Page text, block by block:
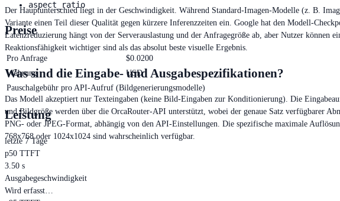
Der Hauptunterschied liegt in der Geschwindigkeit. Während Standard-Imagen-Modelle (z. B.
Variante einen Teil dieser Qualität gegen kürzere Inferenzzeiten ein. Google hat den Modell-
Latenzreduzierung hängt von der Serverauslastung und der Anfragegröße ab, aber Nutzer können
Reaktionsfähigkeit wichtiger sind als das absolut beste visuelle Ergebnis.
Was sind die Eingabe- und Ausgabespezifikationen?
Das Modell akzeptiert nur Texteingaben (keine Bild-Eingaben zur Konditionierung). Die
und Bildgröße werden über die OrcaRouter-API unterstützt, wobei der genaue Satz verfügbarer
PNG- oder JPEG-Format, abhängig von den API-Einstellungen. Die spezifische maximale
768x768 oder 1024x1024 sind wahrscheinlich verfügbar.
aspect_ratio
Preise
Pro Anfrage $0.0200
Währung
USD
Pauschalgebühr pro API-Aufruf (Bildgenerierungsmodelle)
Leistung
letzte 7 Tage
p50 TTFT
3.50 s
Ausgabegeschwindigkeit
Wird erfasst…